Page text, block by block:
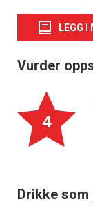
LEGG I
Vurder
4
Drikke